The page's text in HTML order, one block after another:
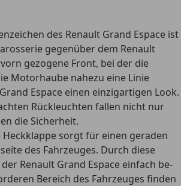
des Renault Grand Espace ist
gegenüber dem Renault
vorn gezogene Front, bei der die
Motorhaube nahezu eine Linie
Espace einen einzigartigen Look.
Rückleuchten fallen nicht nur
die Sicherheit.
Heckklappe sorgt für einen geraden
des Fahrzeuges. Durch diese
Renault Grand Espace einfach be-
Bereich des Fahrzeuges finden